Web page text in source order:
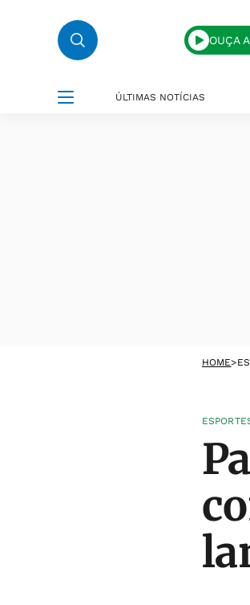
OUÇA
ÚLTIMAS NOTÍCIAS
HOME>